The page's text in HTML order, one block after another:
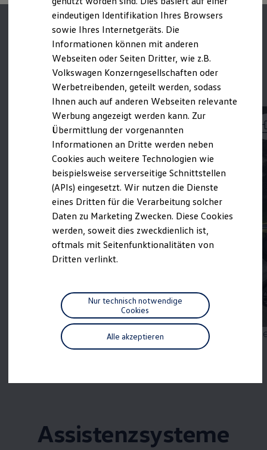
Lifestyle Shop
T-Roc Kollektion
Golf Kollektion
Volkswagen Kollektion
R-Kollektion
GTI Kollektion
Fußball Drop
we drive football
#wedriveproud
Besitzer und Service
myVolkswagen
Software Updates
Service und Ersatzteile
Inspektion und HU/AU
Reparaturen und Checks
Motorenöl und Flüssigkeiten
Räder und Reifen
Pannen- und Unfallhilfe
Economy Service
Volkswagen Teile
Zubehör
Modellspezifisches Zubehör
Individualisieren
Wallbox und Ladekabel
Digitale Extras
Dienste für Ihr Modell finden
Volkswagen Apps, Login und Shop
Handy und Fahrzeug verbinden
Vorgängermodelle
Assistenzsysteme
Digitale Betriebsanleitung
Parkassistenzsyste
me im Detail.
Mehr zum Parkassistent „Park Assist Pro“
Assistenzsysteme
eindeutigen Identifikation Ihres Browsers
sowie Ihres Internetgeräts. Die
Informationen können mit anderen
Webseiten oder Seiten Dritter, wie z.B.
Volkswagen Konzerngesellschaften oder
Werbetreibenden, geteilt werden, sodass
Ihnen auch auf anderen Webseiten relevante
Werbung angezeigt werden kann. Zur
Übermittlung der vorgenannten
Informationen an Dritte werden neben
Cookies auch weitere Technologien wie
beispielsweise serverseitige Schnittstellen
(APIs) eingesetzt. Wir nutzen die Dienste
eines Dritten für die Verarbeitung solcher
Daten zu Marketing Zwecken. Diese Cookies
werden, soweit dies zweckdienlich ist,
oftmals mit Seitenfunktionalitäten von
Dritten verlinkt.
Alle akzeptieren
Nur technisch notwendige
Cookies